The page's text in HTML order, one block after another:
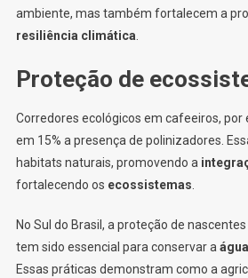
ambiente, mas também fortalecem a
resiliência climática
Proteção de
Corredores ecológicos em cafeeiros,
em 15% a presença de polinizadores.
habitats naturais, promovendo a
fortalecendo os ecossistemas
No Sul do Brasil, a proteção de
tem sido essencial para conservar a água
Essas práticas demonstram como a